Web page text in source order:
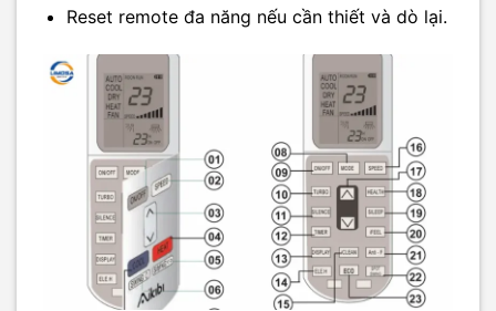
Reset remote đa năng nếu cần thiết và dò lại.